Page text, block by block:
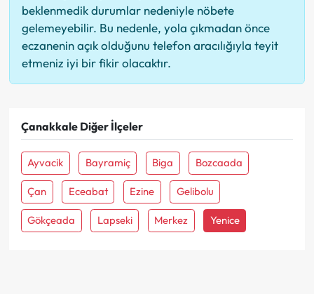
beklenmedik durumlar nedeniyle nöbete
gelemeyebilir. Bu nedenle, yola çıkmadan önce
eczanenin açık olduğunu telefon aracılığıyla teyit
etmeniz iyi bir fikir olacaktır.
Çanakkale Diğer İlçeler
Ayvacik Bayramiç Biga Bozcaada
Çan Eceabat Ezine Gelibolu
Gökçeada Lapseki Merkez Yenice